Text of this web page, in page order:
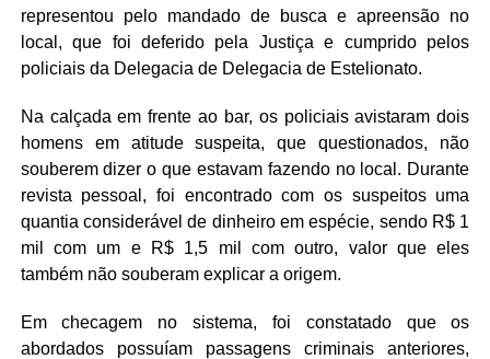
representou pelo mandado de busca e apreensão no
local, que foi deferido pela Justiça e cumprido pelos
policiais da Delegacia de Delegacia de Estelionato.
Na calçada em frente ao bar, os policiais avistaram dois
homens em atitude suspeita, que questionados, não
souberem dizer o que estavam fazendo no local. Durante
revista pessoal, foi encontrado com os suspeitos uma
quantia considerável de dinheiro em espécie, sendo R$ 1
mil com um e R$ 1,5 mil com outro, valor que eles
também não souberam explicar a origem.
Em checagem no sistema, foi constatado que os
abordados possuíam passagens criminais anteriores,